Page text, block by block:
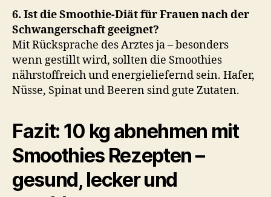
6. Ist die Smoothie-Diät für Frauen nach der
Schwangerschaft geeignet?
Mit Rücksprache des Arztes ja – besonders
wenn gestillt wird, sollten die Smoothies
nährstoffreich und energieliefernd sein. Hafer,
Nüsse, Spinat und Beeren sind gute Zutaten.
Fazit: 10 kg abnehmen mit
Smoothies Rezepten –
gesund, lecker und